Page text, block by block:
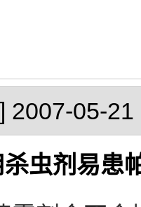
2007-05-21
虫剂易患